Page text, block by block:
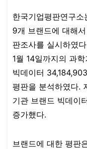
한국기업평판연구
9개 브랜드에 대해
판조사를 실시하였
1월 14일까지의 과
빅데이터
평판을 분석하였다.​​​​​
기관 브랜드 빅데이
증가했다.
브랜드에 대한 평판